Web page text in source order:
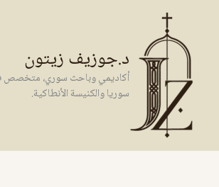
المحتوى
د.جوزيف زيتون
أكاديمي وباحث سوري، متخصص
سوريا والكنيسة الأنطاكية.